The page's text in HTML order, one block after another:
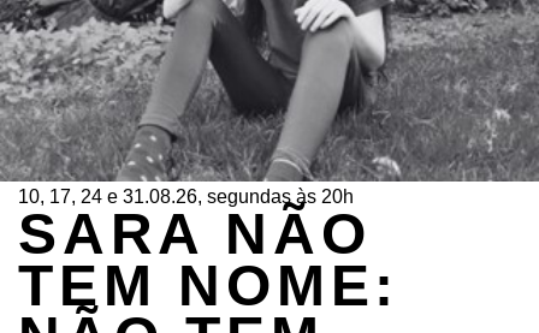
10, 17, 24 e 31.08.26, segundas às 20h
SARA NÃO
TEM NOME: